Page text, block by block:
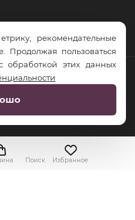
защищены
Поиск Избранное
рекомендательные
Продолжая пользоваться
обработкой этих данных